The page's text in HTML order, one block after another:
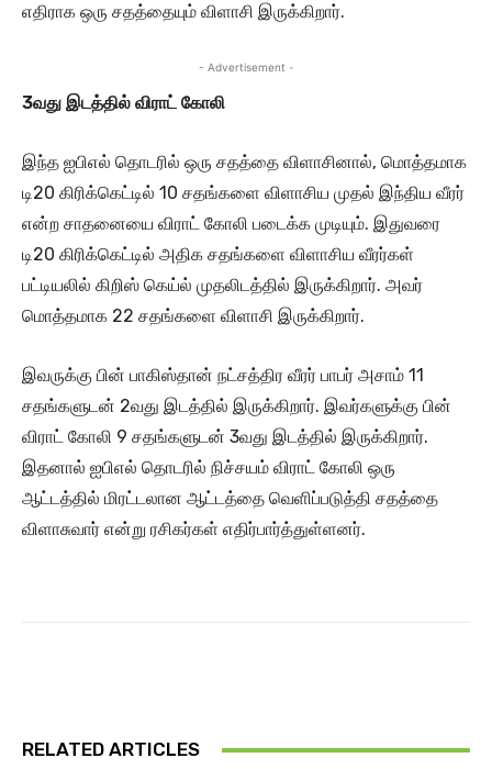
எதிராக ஒரு சதத்தையும் விளாசி இருக்கிறார்.
- Advertisement -
3வது இடத்தில் விராட் கோலி
இந்த ஐபிஎல் தொடரில் ஒரு சதத்தை விளாசினால், மொத்தமாக
டி20 கிரிக்கெட்டில் 10 சதங்களை விளாசிய முதல் இந்திய வீரர்
என்ற சாதனையை விராட் கோலி படைக்க முடியும். இதுவரை
டி20 கிரிக்கெட்டில் அதிக சதங்களை விளாசிய வீரர்கள்
பட்டியலில் கிறிஸ் கெய்ல் முதலிடத்தில் இருக்கிறார். அவர்
மொத்தமாக 22 சதங்களை விளாசி இருக்கிறார்.
இவருக்கு பின் பாகிஸ்தான் நட்சத்திர வீரர் பாபர் அசாம் 11
சதங்களுடன் 2வது இடத்தில் இருக்கிறார். இவர்களுக்கு பின்
விராட் கோலி 9 சதங்களுடன் 3வது இடத்தில் இருக்கிறார்.
இதனால் ஐபிஎல் தொடரில் நிச்சயம் விராட் கோலி ஒரு
ஆட்டத்தில் மிரட்டலான ஆட்டத்தை வெளிப்படுத்தி சதத்தை
விளாசுவார் என்று ரசிகர்கள் எதிர்பார்த்துள்ளனர்.
RELATED ARTICLES